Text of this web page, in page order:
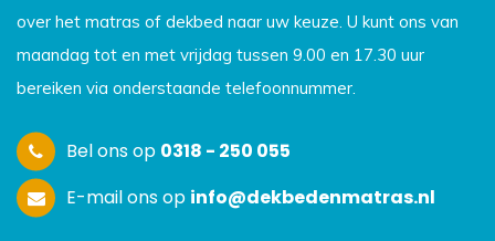
over het matras of dekbed naar uw keuze. U kunt ons van
maandag tot en met vrijdag tussen 9.00 en 17.30 uur
bereiken via onderstaande telefoonnummer.
Bel ons op 0318 - 250 055
E-mail ons op info@dekbedenmatras.nl